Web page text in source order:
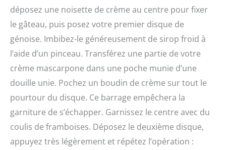
déposez une noisette de crème au centre pour fixer
le gâteau, puis posez votre premier disque de
génoise. Imbibez-le généreusement de sirop froid à
l’aide d’un pinceau. Transférez une partie de votre
crème mascarpone dans une poche munie d’une
douille unie. Pochez un boudin de crème sur tout le
pourtour du disque. Ce barrage empêchera la
garniture de s’échapper. Garnissez le centre avec du
coulis de framboises. Déposez le deuxième disque,
appuyez très légèrement et répétez l’opération :